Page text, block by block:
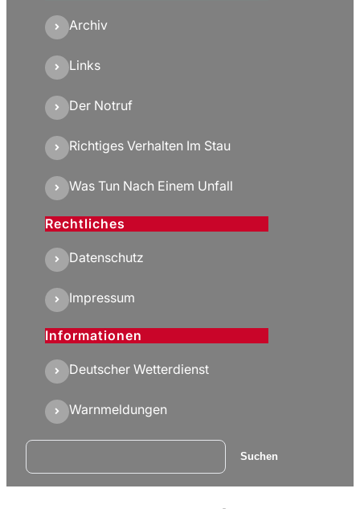
Archiv
Links
Der Notruf
Richtiges Verhalten Im Stau
Was Tun Nach Einem Unfall
Rechtliches
Datenschutz
Impressum
Informationen
Deutscher Wetterdienst
Warnmeldungen
Suchen Suchen